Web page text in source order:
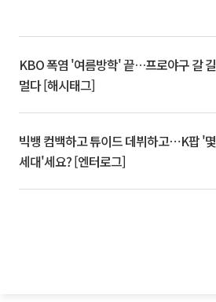
KBO 폭염 '여름방학' 끝…프로야구 갈 길
멀다 [해시태그]
빅뱅 컴백하고 튜이드 데뷔하고⋯K팝 '몇
세대'세요? [엔터로그]